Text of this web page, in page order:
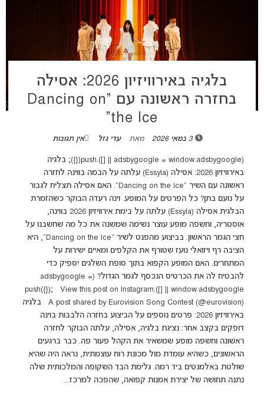
בלגיה באירוויזיון 2026: אסילה
בחזרה ראשונה עם “Dancing on
the Ice”
3 במאי 2026 מאת עדי גזל אין תגובות
(adsbygoogle = window.adsbygoogle || []).push({}); בלגיה
באירוויזיון 2026: אסילה (Essyla) עלתה על הבמה בווינה לחזרה
ראשונה עם השיר "Dancing on the Ice". האם אסילה תצליח לגבור
על נועם בתן? כל הפרטים על המופע. וינה רעדה הבוקר כשהזמרת
הבלגית אסילה (Essyla) עלתה על בימת אירוויזיון 2026 בווינה,
אוסטריה, וחשפה מופע עוצר נשימה שמשנה את כל מה שחשבנו על
חצי הגמר הראשון. בביצוע מהפנט לשיר "Dancing on the Ice", היא
הציבה רף ויזואלי נועז שטורף את הקלפים ומאיים ישירות על
המתחרים. האם המופע הקפוא בתוך סופת השלגים יספיק כדי
להבטיח לה את הכרטיס הנכסף לגמר הגדול? (adsbygoogle =
window.adsbygoogle || []).push({}); View this post on Instagram
A post shared by Eurovision Song Contest (@eurovision) בלגיה
באירוויזיון 2026: פרטים נוספים על הביצוע בחזרה הלבבות בוינה
דופקים בקצב אחר: נציגת בלגיה, אסילה, עלתה הבוקר לחזרה
ראשונה וחשפה מופע שמשאיר את הקהל פעור פה. כבר ברגעים
הראשונים, כשהיא עומדת מול מכונת רוח עוצמתית, נראה היה שהיא
שולטת באלמנטים ביד רמה. גלימת הבד השקופה והמלכותית שלה
נתנה תחושה של יצירת אמנות קפואה, שהפכה למרכז...